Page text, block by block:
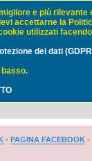
- PAGINA FACEBOOK -
e più rilevante
accettarne la
utilizzati
dei dati